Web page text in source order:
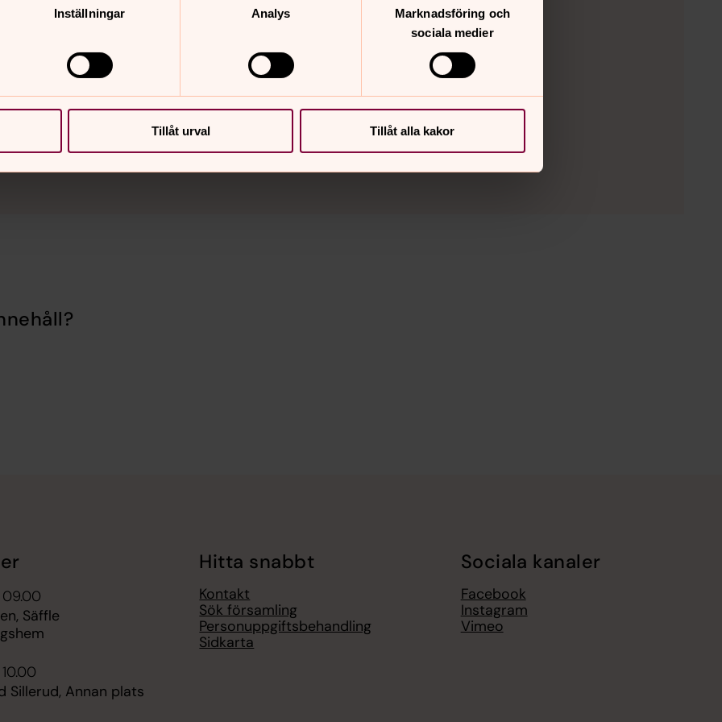
Inställningar Analys
Marknadsföring och
sociala medier
Tillåt urval Tillåt alla kakor
Säffle
Sillerud, Annan plats
Hitta snabbt
Kontakt
Sök församling
Personuppgiftsbehandling
Sidkarta
Sociala kanaler
Facebook
Instagram
Vimeo